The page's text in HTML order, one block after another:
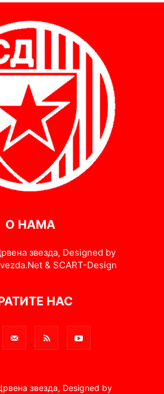
О НАМА
звезда, Designed by
& SCART-Design
НАС
звезда, Designed by